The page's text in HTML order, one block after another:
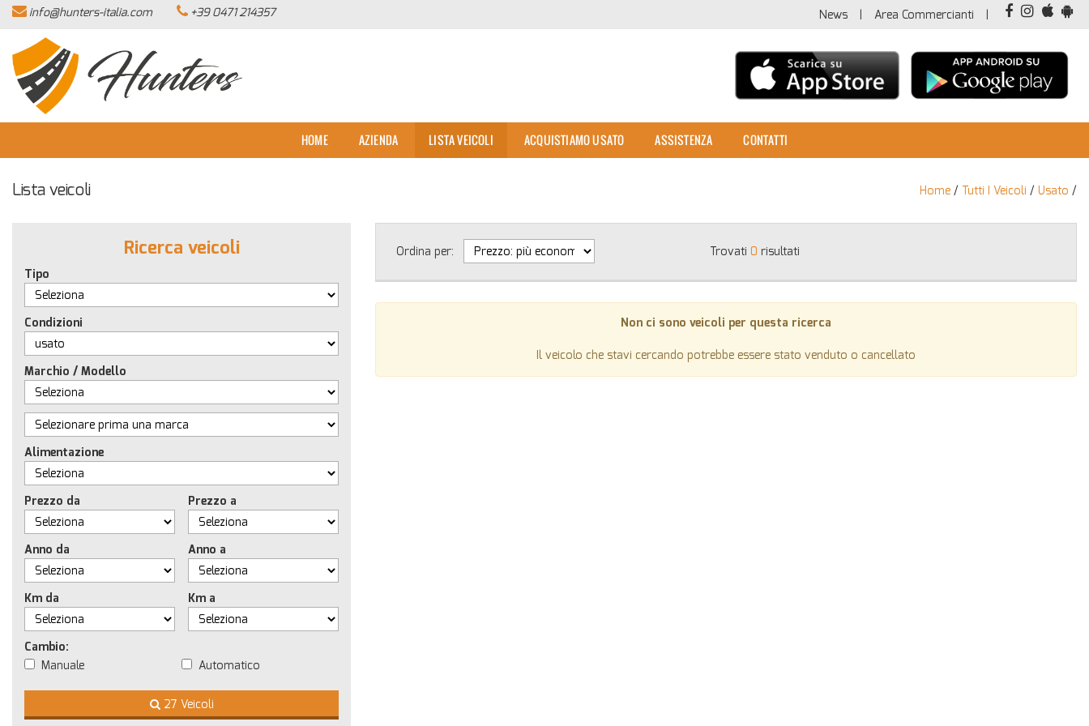
HOME
AZIENDA
LISTA VEICOLI
NEWS
AREA COMMERCIANTI
info@hunters-italia.com +39 0471 214357 News Area Commercianti
HOME AZIENDA LISTA VEICOLI ACQUISTIAMO USATO ASSISTENZA CONTATTI
Lista veicoli Home / Tutti I Veicoli / Usato /
Ricerca veicoli
Tipo
Condizioni
Marchio / Modello
Alimentazione
Prezzo da Prezzo a
Anno da Anno a
Km da Km a
Cambio:
Manuale
Automatico
27 Veicoli
Ordina per: Trovati 0 risultati
Non ci sono veicoli per questa ricerca
Il veicolo che stavi cercando potrebbe essere stato venduto o cancellato